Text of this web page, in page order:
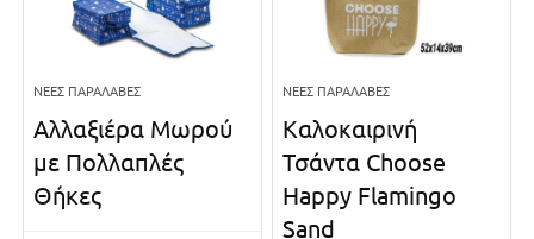
ΝΈΕΣ ΠΑΡΑΛΑΒΈΣ
Αλλαξιέρα Μωρού
με Πολλαπλές
Θήκες
ΝΈΕΣ ΠΑΡΑΛΑΒΈΣ
Καλοκαιρινή
Τσάντα Choose
Happy Flamingo
Sand